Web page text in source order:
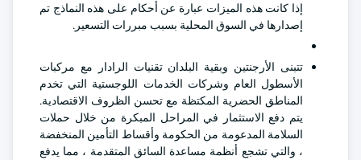
إذا كانت هذه الميزات عبارة عن أحكام على هذه النماذج تم
إصدارها في السوق المحلية بسبب مبررات التسعير.
تتبنى الأرجنتين وبقية البلدان تقنيات الرادار مع مركبات
الأسطول العام وشركات الخدمات اللوجستية التي تخدم
المناطق الحضرية المكتظة مع تحسن الظروف الاقتصادية.
يتم دفع الاستثمار في المراحل المبكرة من خلال حملات
السلامة المدعومة من الحكومة وأقساط التأمين المنخفضة
، والتي تشجع أنظمة مساعدة السائق المتقدمة ، مما يدفع